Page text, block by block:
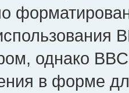
однако
в форме